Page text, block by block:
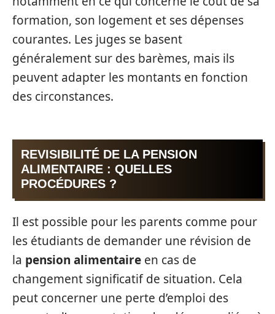
formation, son logement et ses dépenses
courantes. Les juges se basent
généralement sur des barèmes, mais ils
peuvent adapter les montants en fonction
des circonstances.
REVISIBILITÉ DE LA PENSION
ALIMENTAIRE : QUELLES
PROCÉDURES ?
Il est possible pour les parents comme pour
les étudiants de demander une révision de
la pension alimentaire en cas de
changement significatif de situation. Cela
peut concerner une perte d’emploi des